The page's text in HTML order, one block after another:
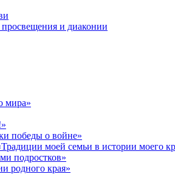
и диаконии
мира»
победы о войне»
моей семьи в истории моего
подростков»
родного края»